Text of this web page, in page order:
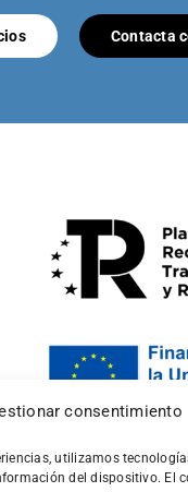
consentimiento
utilizamos
del dispositivo. El
Contacta